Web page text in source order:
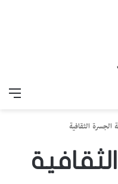
الجسرة الثقافية